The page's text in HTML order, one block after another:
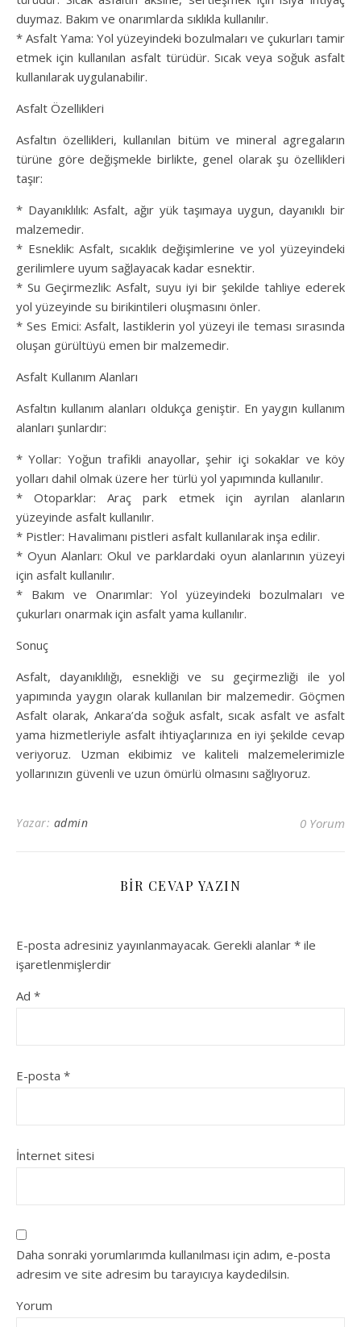
duymaz. Bakım ve onarımlarda sıklıkla kullanılır.
* Asfalt Yama: Yol yüzeyindeki bozulmaları ve çukurları tamir
etmek için kullanılan asfalt türüdür. Sıcak veya soğuk asfalt
kullanılarak uygulanabilir.
Asfalt Özellikleri
Asfaltın özellikleri, kullanılan bitüm ve mineral agregaların
türüne göre değişmekle birlikte, genel olarak şu özellikleri
taşır:
* Dayanıklılık: Asfalt, ağır yük taşımaya uygun, dayanıklı bir
malzemedir.
* Esneklik: Asfalt, sıcaklık değişimlerine ve yol yüzeyindeki
gerilimlere uyum sağlayacak kadar esnektir.
* Su Geçirmezlik: Asfalt, suyu iyi bir şekilde tahliye ederek
yol yüzeyinde su birikintileri oluşmasını önler.
* Ses Emici: Asfalt, lastiklerin yol yüzeyi ile teması sırasında
oluşan gürültüyü emen bir malzemedir.
Asfalt Kullanım Alanları
Asfaltın kullanım alanları oldukça geniştir. En yaygın kullanım
alanları şunlardır:
* Yollar: Yoğun trafikli anayollar, şehir içi sokaklar ve köy
yolları dahil olmak üzere her türlü yol yapımında kullanılır.
* Otoparklar: Araç park etmek için ayrılan alanların
yüzeyinde asfalt kullanılır.
* Pistler: Havalimanı pistleri asfalt kullanılarak inşa edilir.
* Oyun Alanları: Okul ve parklardaki oyun alanlarının yüzeyi
için asfalt kullanılır.
* Bakım ve Onarımlar: Yol yüzeyindeki bozulmaları ve
çukurları onarmak için asfalt yama kullanılır.
Sonuç
Asfalt, dayanıklılığı, esnekliği ve su geçirmezliği ile yol
yapımında yaygın olarak kullanılan bir malzemedir. Göçmen
Asfalt olarak, Ankara’da soğuk asfalt, sıcak asfalt ve asfalt
yama hizmetleriyle asfalt ihtiyaçlarınıza en iyi şekilde cevap
veriyoruz. Uzman ekibimiz ve kaliteli malzemelerimizle
yollarınızın güvenli ve uzun ömürlü olmasını sağlıyoruz.
Yazar: admin 0 Yorum
BIR CEVAP YAZIN
E-posta adresiniz yayınlanmayacak. Gerekli alanlar * ile
işaretlenmişlerdir
Ad *
E-posta *
İnternet sitesi
Daha sonraki yorumlarımda kullanılması için adım, e-posta
adresim ve site adresim bu tarayıcıya kaydedilsin.
Yorum